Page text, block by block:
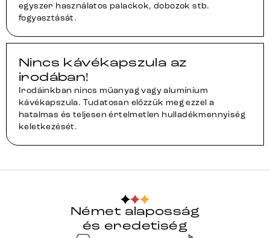
egyszer használatos palackok, dobozok stb.
fogyasztását.
Nincs kávékapszula az
irodában!
Irodáinkban nincs műanyag vagy alumínium
kávékapszula. Tudatosan előzzük meg ezzel a
hatalmas és teljesen értelmetlen hulladékmennyiség
keletkezését.
Német alaposság
és eredetiség